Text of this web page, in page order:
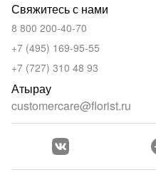
Свяжитесь с нами
8 800 200-40-70
+7 (495) 169-95-55
+7 (727) 310 48 93
Атырау
customercare@florist.ru